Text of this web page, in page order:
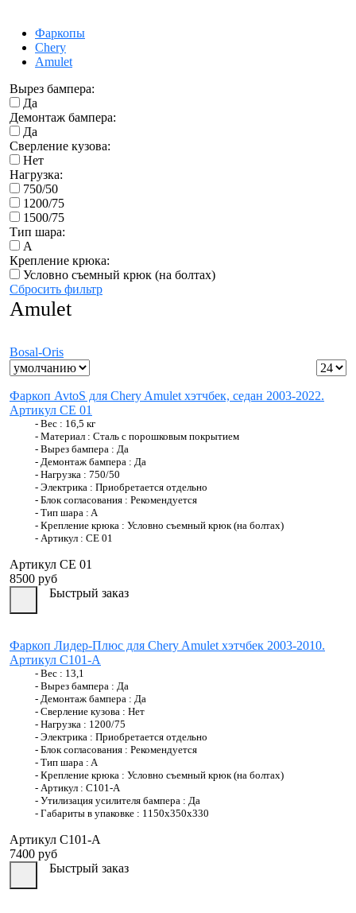
Фаркопы
Chery
Amulet
Вырез бампера:
Да
Демонтаж бампера:
Да
Сверление кузова:
Нет
Нагрузка:
750/50
1200/75
1500/75
Тип шара:
A
Крепление крюка:
Условно съемный крюк (на болтах)
Сбросить фильтр
Amulet
Bosal-Oris
Фаркоп AvtoS для Chery Amulet хэтчбек, седан 2003-2022.
Артикул CE 01
- Вес : 16,5 кг
- Материал : Сталь с порошковым покрытием
- Вырез бампера : Да
- Демонтаж бампера : Да
- Нагрузка : 750/50
- Электрика : Приобретается отдельно
- Блок согласования : Рекомендуется
- Тип шара : A
- Крепление крюка : Условно съемный крюк (на болтах)
- Артикул : CE 01
Артикул CE 01
8500 руб
Быстрый заказ
Фаркоп Лидер-Плюс для Chery Amulet хэтчбек 2003-2010.
Артикул C101-A
- Вес : 13,1
- Вырез бампера : Да
- Демонтаж бампера : Да
- Сверление кузова : Нет
- Нагрузка : 1200/75
- Электрика : Приобретается отдельно
- Блок согласования : Рекомендуется
- Тип шара : A
- Крепление крюка : Условно съемный крюк (на болтах)
- Артикул : C101-A
- Утилизация усилителя бампера : Да
- Габариты в упаковке : 1150x350x330
Артикул C101-A
7400 руб
Быстрый заказ